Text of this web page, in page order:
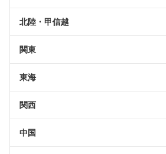
北陸・甲信越
関東
東海
関西
中国